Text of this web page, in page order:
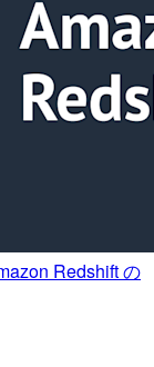
Redshift の